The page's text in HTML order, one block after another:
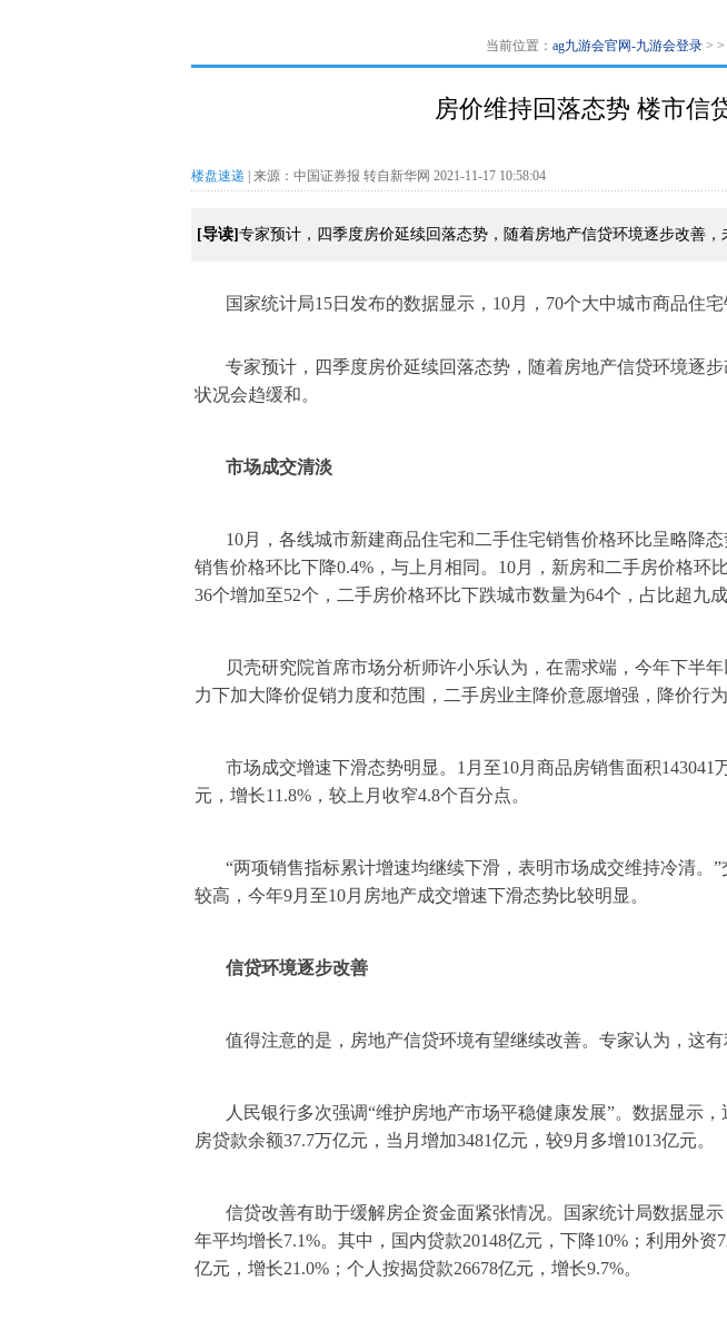
当前位置： ag九游会官网-九游会登录 > >
房价维持回落态势 楼市信
楼盘速递 | 来源：中国证券报 转自新华网 2021-11-17 10:58:04
[导读] 专家预计，四季度房价延续回落态势，随着房地产信贷环境逐步改善
国家统计局15日发布的数据显示，10月，70个大中城市商品住
专家预计，四季度房价延续回落态势，随着房地产信贷环境逐
状况会趋缓和。
市场成交清淡
10月，各线城市新建商品住宅和二手住宅销售价格环比呈略降
销售价格环比下降0.4%，与上月相同。10月，新房和二手房价格
36个增加至52个，二手房价格环比下跌城市数量为64个，占比超九成
贝壳研究院首席市场分析师许小乐认为，在需求端，今年下半
力下加大降价促销力度和范围，二手房业主降价意愿增强，降价行为
市场成交增速下滑态势明显。1月至10月商品房销售面积
元，增长11.8%，较上月收窄4.8个百分点。
“两项销售指标累计增速均继续下滑，表明市场成交维持冷清。
较高，今年9月至10月房地产成交增速下滑态势比较明显。
信贷环境逐步改善
值得注意的是，房地产信贷环境有望继续改善。专家认为，这
人民银行多次强调“维护房地产市场平稳健康发展”。数据显示
房贷款余额37.7万亿元，当月增加3481亿元，较9月多增1013亿元。
信贷改善有助于缓解房企资金面紧张情况。国家统计局数据显
年平均增长7.1%。其中，国内贷款20148亿元，下降10%；利用外
亿元，增长21.0%；个人按揭贷款26678亿元，增长9.7%。